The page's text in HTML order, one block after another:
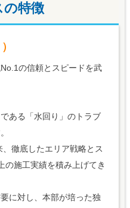
の特徴
の信頼とスピードを武
ある「水回り」のトラブ
徹底したエリア戦略とス
の施工実績を積み上げてき
に対し、本部が培った独